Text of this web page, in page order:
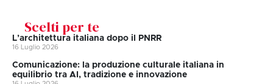
Scelti per te
L’architettura italiana dopo il PNRR
16 Luglio 2026
Comunicazione: la produzione culturale italiana in
equilibrio tra AI, tradizione e innovazione